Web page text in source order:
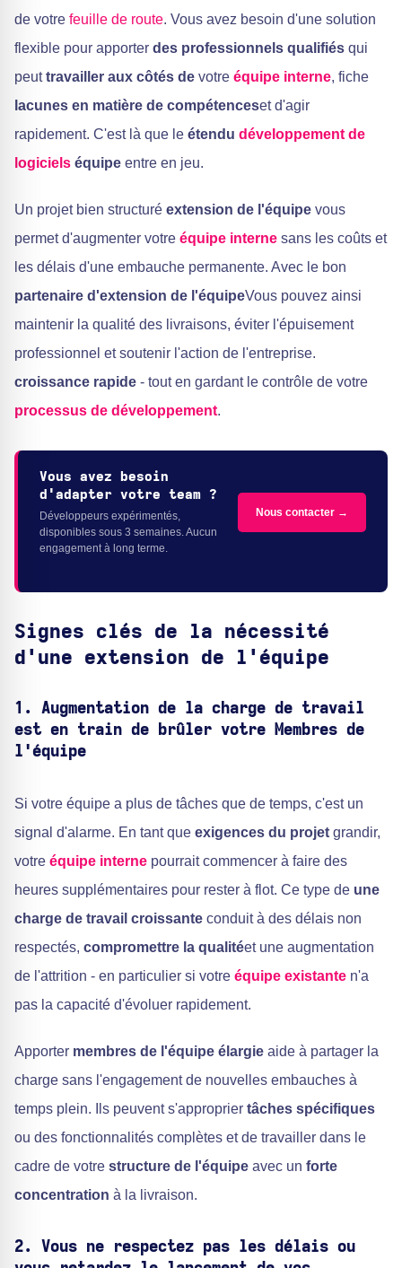
de votre feuille de route. Vous avez besoin d'une solution
flexible pour apporter des professionnels qualifiés qui
peuttravailler aux côtés de votre équipe interne, fiche
lacunes en matière de compétenceset d'agir
rapidement. C'est là que le étendu développement de
logiciels équipe entre en jeu.
Un projet bien structuré extension de l'équipe vous
permet d'augmenter votre équipe interne sans les coûts et
les délais d'une embauche permanente. Avec le bon
partenaire d'extension de l'équipeVous pouvez ainsi
maintenir la qualité des livraisons, éviter l'épuisement
professionnel et soutenir l'action de l'entreprise.
croissance rapide - tout en gardant le contrôle de votre
processus de développement.
Vous avez besoin
d'adapter votre team ?
Développeurs expérimentés,
disponibles sous 3 semaines. Aucun
engagement à long terme.
Nous contacter →
Signes clés de la nécessité
d'une extension de l'équipe
1. Augmentation de la charge de travail
est en train de brûler votre
Membres de
l'équipe
Si votre équipe a plus de tâches que de temps, c'est un
signal d'alarme. En tant que exigences du projet grandir,
votre équipe interne pourrait commencer à faire des
heures supplémentaires pour rester à flot. Ce type de une
charge de travail croissante conduit à des délais non
respectés, compromettre la qualitéet une augmentation
de l'attrition - en particulier si votre équipe existante n'a
pas la capacité d'évoluer rapidement.
Apporter membres de l'équipe élargie aide à partager la
charge sans l'engagement de nouvelles embauches à
temps plein. Ils peuvent s'approprier tâches spécifiques
ou des fonctionnalités complètes et de travailler dans le
cadre de votre structure de l'équipe avec un forte
concentration à la livraison.
2. Vous ne respectez pas les délais ou